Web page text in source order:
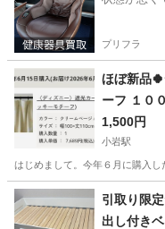
プリフラ
ほぼ新品
ーフ １０
1,500円
小岩駅
はじめまして。今年６月に購入
東京 江戸川区 小岩駅
引取り限
出し付き